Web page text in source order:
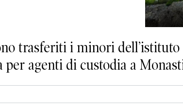
trasferiti i minori
per agenti di custodia a